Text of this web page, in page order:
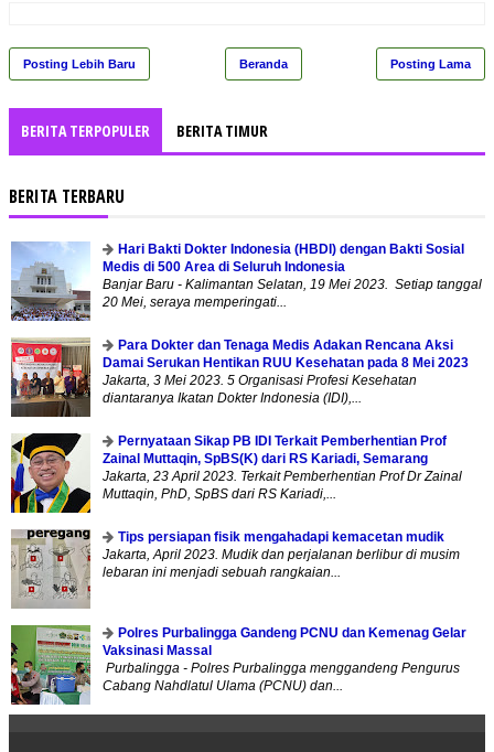
Posting Lebih Baru Posting Lama
Beranda
BERITA TERPOPULER BERITA TIMUR
BERITA TERBARU
Hari Bakti Dokter Indonesia (HBDI) dengan Bakti Sosial
Medis di 500 Area di Seluruh Indonesia
Banjar Baru - Kalimantan Selatan, 19 Mei 2023. Setiap tanggal
20 Mei, seraya memperingati...
Para Dokter dan Tenaga Medis Adakan Rencana Aksi
Damai Serukan Hentikan RUU Kesehatan pada 8 Mei 2023
Jakarta, 3 Mei 2023. 5 Organisasi Profesi Kesehatan
diantaranya Ikatan Dokter Indonesia (IDI),...
Pernyataan Sikap PB IDI Terkait Pemberhentian Prof
Zainal Muttaqin, SpBS(K) dari RS Kariadi, Semarang
Jakarta, 23 April 2023. Terkait Pemberhentian Prof Dr Zainal
Muttaqin, PhD, SpBS dari RS Kariadi,...
Tips persiapan fisik mengahadapi kemacetan mudik
Jakarta, April 2023. Mudik dan perjalanan berlibur di musim
lebaran ini menjadi sebuah rangkaian...
Polres Purbalingga Gandeng PCNU dan Kemenag Gelar
Vaksinasi Massal
Purbalingga - Polres Purbalingga menggandeng Pengurus
Cabang Nahdlatul Ulama (PCNU) dan...